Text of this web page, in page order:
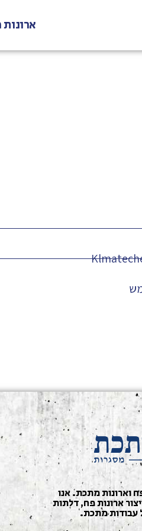
וארונות מתכת. אנו
ארונות פח, דלתות
עבודות מתכת.